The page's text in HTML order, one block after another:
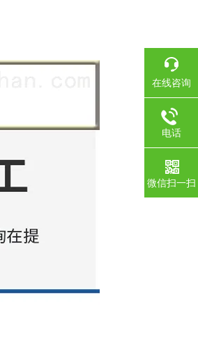
在线咨询
电话
微信扫一扫